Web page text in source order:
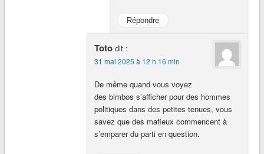
Répondre
Toto dit :
31 mai 2025 à 12 h 16 min
De même quand vous voyez
des bimbos s’afficher pour des hommes
politiques dans des petites tenues, vous
savez que des mafieux commencent à
s’emparer du parti en question.